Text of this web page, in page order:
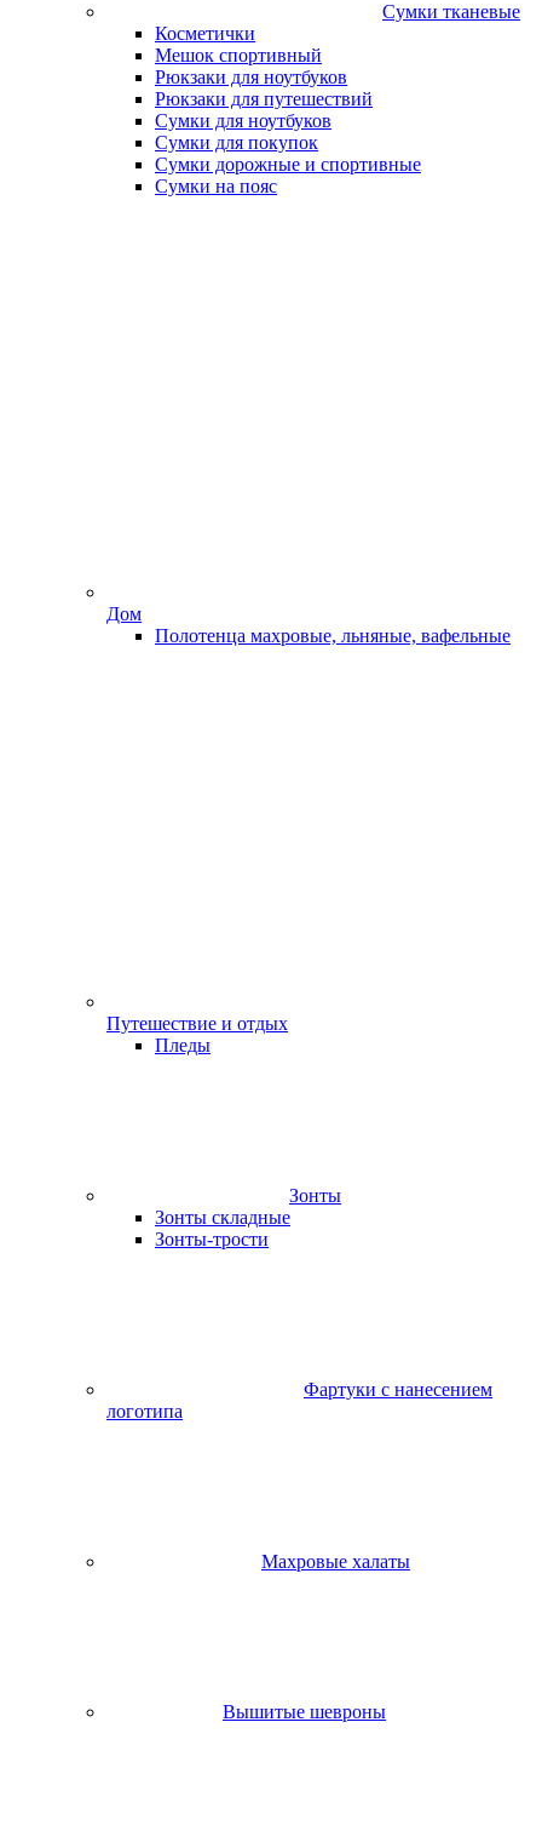
Сумки тканевые
Косметички
Мешок спортивный
Рюкзаки для ноутбуков
Рюкзаки для путешествий
Сумки для ноутбуков
Сумки для покупок
Сумки дорожные и спортивные
Сумки на пояс
Дом
Полотенца махровые, льняные, вафельные
Путешествие и отдых
Пледы
Зонты
Зонты складные
Зонты-трости
Фартуки с нанесением
логотипа
Махровые халаты
Вышитые шевроны